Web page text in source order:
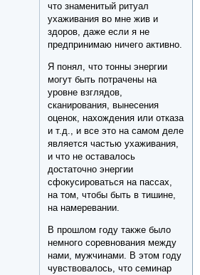
что знаменитый ритуал
ухаживания во мне жив и
здоров, даже если я не
предпринимаю ничего активно.
Я понял, что тонны энергии
могут быть потрачены на
уровне взглядов,
сканирования, вынесения
оценок, нахождения или отказа
и т.д., и все это на самом деле
является частью ухаживания,
и что не оставалось
достаточно энергии
сфокусироваться на пассах,
на том, чтобы быть в тишине,
на намеревании.
В прошлом году также было
немного соревнования между
нами, мужчинами. В этом году
чувствовалось, что семинар